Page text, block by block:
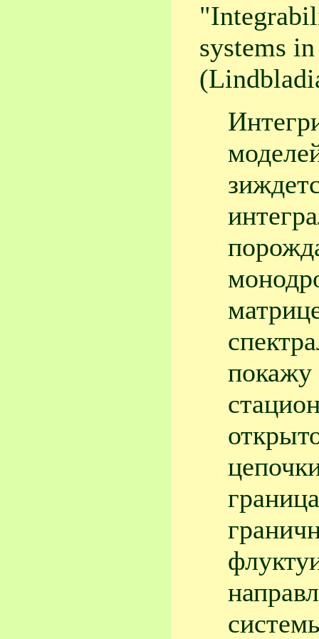
systems
покажу